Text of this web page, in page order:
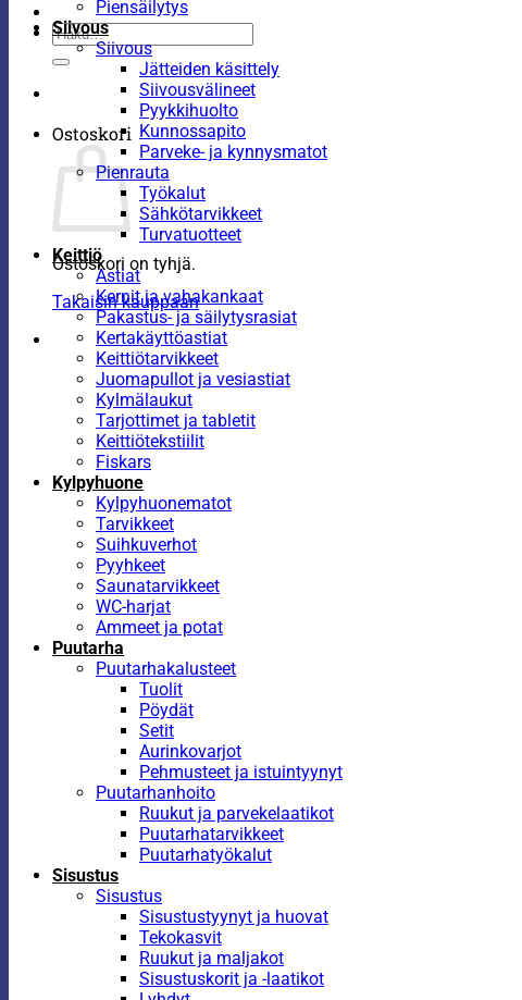
Etsi:
Ostoskori
Ostoskori on tyhjä.
Takaisin kauppaan
Piensäilytys
Siivous
Siivous
Jätteiden käsittely
Siivousvälineet
Pyykkihuolto
Kunnossapito
Parveke- ja kynnysmatot
Pienrauta
Työkalut
Sähkötarvikkeet
Turvatuotteet
Keittiö
Astiat
Kernit ja vahakankaat
Pakastus- ja säilytysrasiat
Kertakäyttöastiat
Keittiötarvikkeet
Juomapullot ja vesiastiat
Kylmälaukut
Tarjottimet ja tabletit
Keittiötekstiilit
Fiskars
Kylpyhuone
Kylpyhuonematot
Tarvikkeet
Suihkuverhot
Pyyhkeet
Saunatarvikkeet
WC-harjat
Ammeet ja potat
Puutarha
Puutarhakalusteet
Tuolit
Pöydät
Setit
Aurinkovarjot
Pehmusteet ja istuintyynyt
Puutarhanhoito
Ruukut ja parvekelaatikot
Puutarhatarvikkeet
Puutarhatyökalut
Sisustus
Sisustus
Sisustustyynyt ja huovat
Tekokasvit
Ruukut ja maljakot
Sisustuskorit ja -laatikot